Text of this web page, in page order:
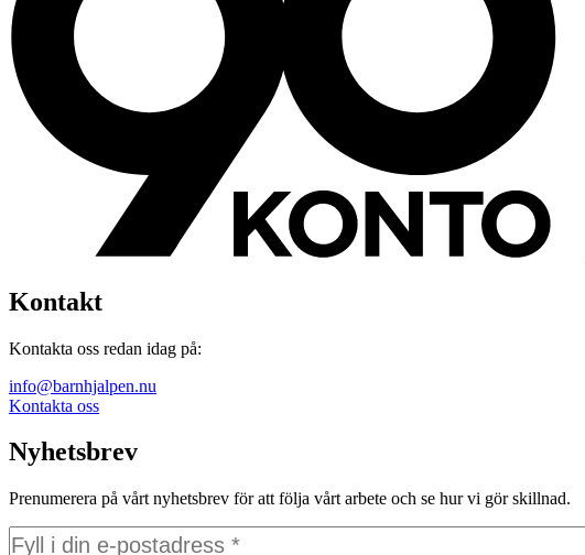
Kontakt
Kontakta oss redan idag på:
info@barnhjalpen.nu
Kontakta oss
Nyhetsbrev
Prenumerera på vårt nyhetsbrev för att följa vårt arbete och se hur vi gör skillnad.